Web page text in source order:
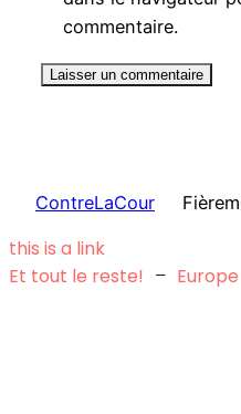
commentaire.
ContreLaCour
this is a link
Et tout le reste! – Europe